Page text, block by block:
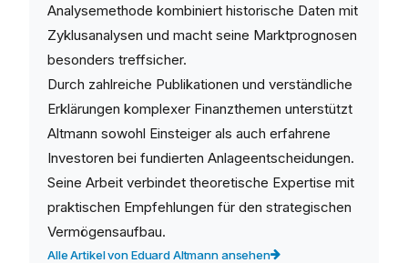
Analysemethode kombiniert historische Daten mit
Zyklusanalysen und macht seine Marktprognosen
besonders treffsicher.
Durch zahlreiche Publikationen und verständliche
Erklärungen komplexer Finanzthemen unterstützt
Altmann sowohl Einsteiger als auch erfahrene
Investoren bei fundierten Anlageentscheidungen.
Seine Arbeit verbindet theoretische Expertise mit
praktischen Empfehlungen für den strategischen
Vermögensaufbau.
Alle Artikel von Eduard Altmann ansehen